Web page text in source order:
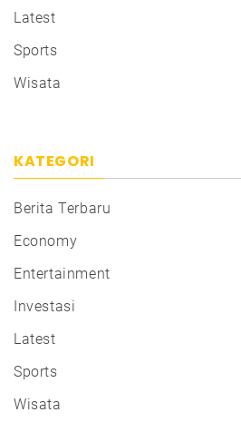
Latest
Sports
Wisata
KATEGORI
Berita Terbaru
Economy
Entertainment
Investasi
Latest
Sports
Wisata